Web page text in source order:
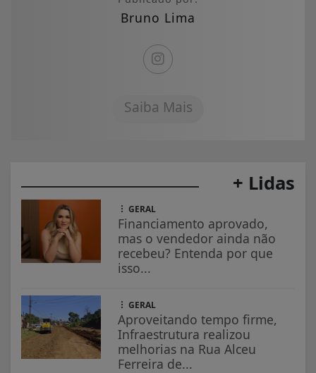
Bruno Lima
Saiba Mais
+ Lidas
GERAL
Financiamento aprovado,
mas o vendedor ainda não
recebeu? Entenda por que
isso...
GERAL
Aproveitando tempo firme,
Infraestrutura realizou
melhorias na Rua Alceu
Ferreira de...